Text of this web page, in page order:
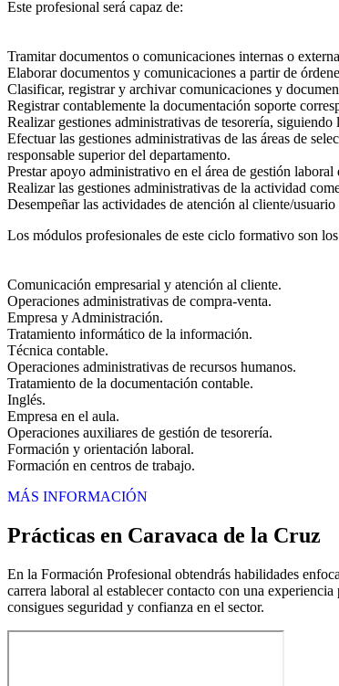
Este profesional será capaz de:
Tramitar documentos o comunicaciones internas o
Elaborar documentos y comunicaciones a partir de
Clasificar, registrar y archivar comunicaciones y
Registrar contablemente la documentación soporte
Realizar gestiones administrativas de tesorería,
Efectuar las gestiones administrativas de las áreas de
responsable superior del departamento.
Prestar apoyo administrativo en el área de gestión
Realizar las gestiones administrativas de la actividad
Desempeñar las actividades de atención al cliente/
Los módulos profesionales de este ciclo formativo son
Comunicación empresarial y atención al cliente.
Operaciones administrativas de compra-venta.
Empresa y Administración.
Tratamiento informático de la información.
Técnica contable.
Operaciones administrativas de recursos humanos.
Tratamiento de la documentación contable.
Inglés.
Empresa en el aula.
Operaciones auxiliares de gestión de tesorería.
Formación y orientación laboral.
Formación en centros de trabajo.
MÁS INFORMACIÓN
Prácticas en Caravaca de la Cruz
En la Formación Profesional obtendrás habilidades
carrera laboral al establecer contacto con una
consigues seguridad y confianza en el sector.